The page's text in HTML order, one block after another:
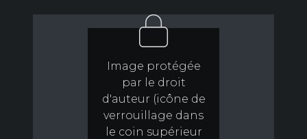
Image protégée
par le droit
d'auteur (icône de
verrouillage dans
le coin supérieur